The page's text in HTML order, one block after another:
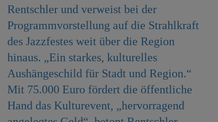
Rentschler und verweist bei der
Programmvorstellung auf die Strahlkraft
des Jazzfestes weit über die Region
hinaus. „Ein starkes, kulturelles
Aushängeschild für Stadt und Region.“
Mit 75.000 Euro fördert die öffentliche
Hand das Kulturevent, „hervorragend